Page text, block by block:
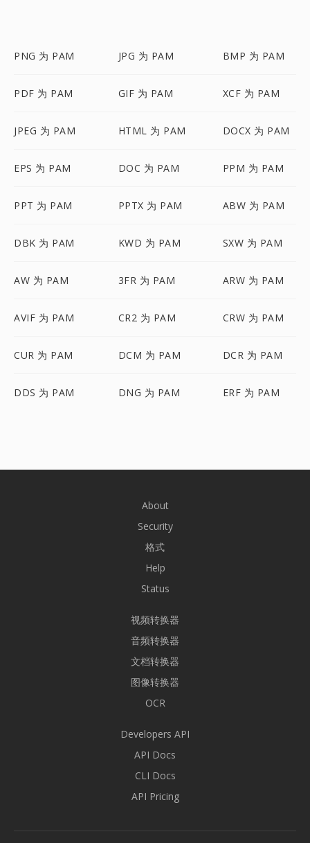
PNG 为 PAM JPG 为 PAM BMP 为 PAM
PDF 为 PAM GIF 为 PAM XCF 为 PAM
JPEG 为 PAM HTML 为 PAM DOCX 为 PAM
EPS 为 PAM DOC 为 PAM PPM 为 PAM
PPT 为 PAM PPTX 为 PAM ABW 为 PAM
DBK 为 PAM KWD 为 PAM SXW 为 PAM
AW 为 PAM 3FR 为 PAM ARW 为 PAM
AVIF 为 PAM CR2 为 PAM CRW 为 PAM
CUR 为 PAM DCM 为 PAM DCR 为 PAM
DDS 为 PAM DNG 为 PAM ERF 为 PAM
About
Security
格式
Help
Status
视频转换器
音频转换器
文档转换器
图像转换器
OCR
Developers API
API Docs
CLI Docs
API Pricing